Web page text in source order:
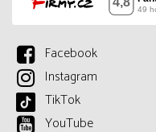
Facebook
Instagram
TikTok
YouTube